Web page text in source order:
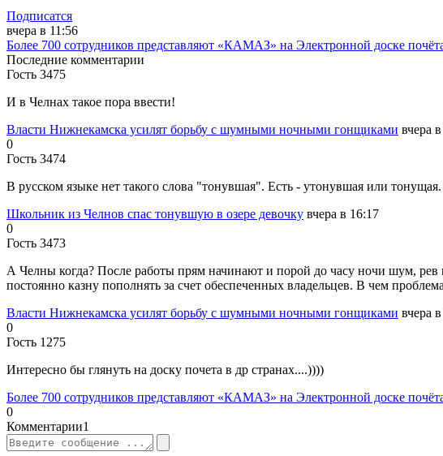
Подписатся
вчера в 11:56
Более 700 сотрудников представляют «КАМАЗ» на Электронной доске
Последние комментарии
Гость 3475
И в Челнах такое пора ввести!
Власти Нижнекамска усилят борьбу с шумными ночными гонщиками вчера
0
Гость 3474
В русском языке нет такого слова "тонувшая". Есть - утонувшая или
Школьник из Челнов спас тонувшую в озере девочку вчера в 16:17
0
Гость 3473
А Челны когда? После работы прям начинают и порой до часу ночи шум,
постоянно казну пополнять за счет обеспеченных владельцев. В чем
Власти Нижнекамска усилят борьбу с шумными ночными гонщиками вчера
0
Гость 1275
Интересно бы глянуть на доску почета в др странах....))))
Более 700 сотрудников представляют «КАМАЗ» на Электронной доске
0
Комментарии1